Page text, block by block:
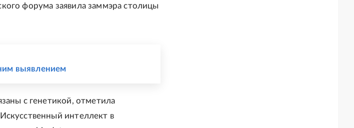
форума заявила заммэра столицы
выявлением
с генетикой, отметила
интеллект в